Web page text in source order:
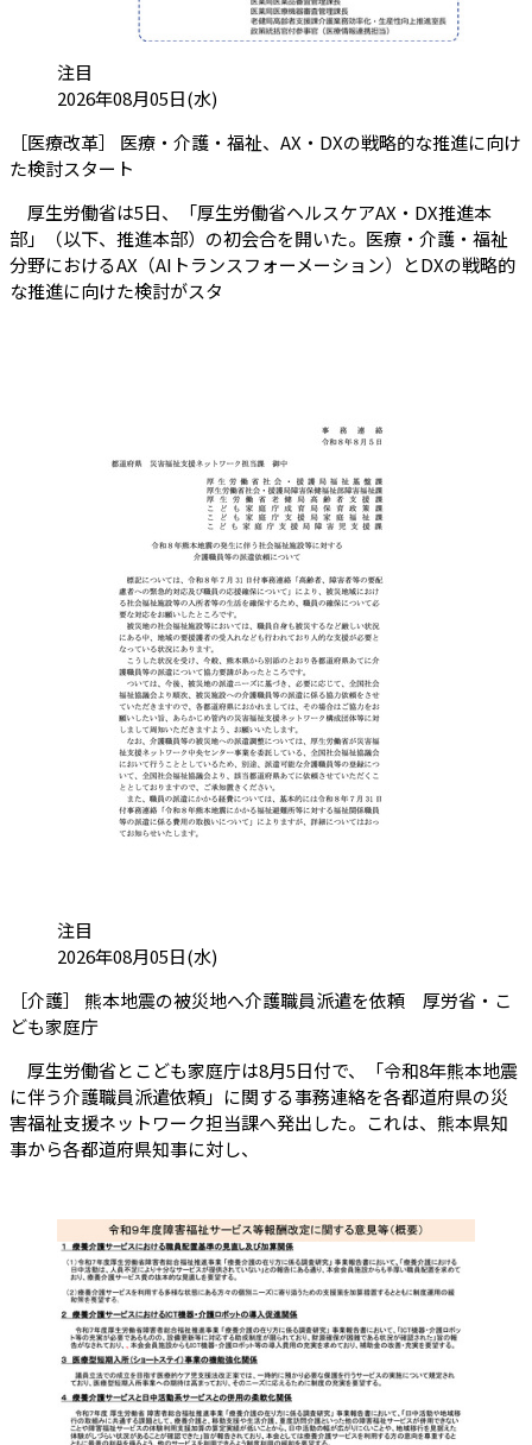
カテゴリ:
注目
投稿日:2026年08月05日(水)
［医療改革］ 医療・介護・福祉、AX・DXの戦略的な推進に向け
た検討スタート
厚生労働省は5日、「厚生労働省ヘルスケアAX・DX推進本
部」（以下、推進本部）の初会合を開いた。医療・介護・福祉
分野におけるAX（AIトランスフォーメーション）とDXの戦略的
な推進に向けた検討がスタ
カテゴリ:
注目
投稿日:2026年08月05日(水)
［介護］ 熊本地震の被災地へ介護職員派遣を依頼 厚労省・こ
ども家庭庁（会員限定記事）
厚生労働省とこども家庭庁は8月5日付で、「令和8年熊本地震
に伴う介護職員派遣依頼」に関する事務連絡を各都道府県の災
害福祉支援ネットワーク担当課へ発出した。これは、熊本県知
事から各都道府県知事に対し、